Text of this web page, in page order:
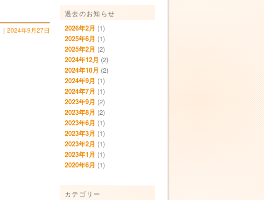
過去のお知らせ
2026年2月 (1)
2025年6月 (1)
2025年2月 (2)
2024年12月 (2)
2024年10月 (2)
2024年9月 (1)
2024年7月 (1)
2023年9月 (2)
2023年8月 (2)
2023年6月 (1)
2023年3月 (1)
2023年2月 (1)
2023年1月 (1)
2020年6月 (1)
カテゴリー
｜ 2024年9月27日